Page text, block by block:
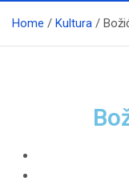
Home Kultura